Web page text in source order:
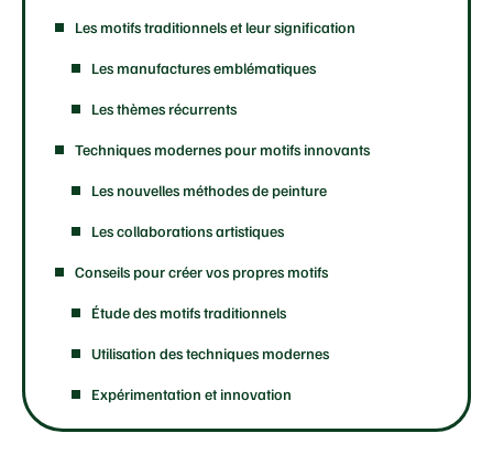
Les motifs traditionnels et leur signification
Les manufactures emblématiques
Les thèmes récurrents
Techniques modernes pour motifs innovants
Les nouvelles méthodes de peinture
Les collaborations artistiques
Conseils pour créer vos propres motifs
Étude des motifs traditionnels
Utilisation des techniques modernes
Expérimentation et innovation